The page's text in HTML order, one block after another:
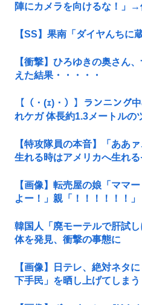
陣にカメラを向けるな！」
【SS】果南「ダイヤんちに
【衝撃】ひろゆきの奥さん
えた結果・・・・・
【（・(ｪ)・）】ランニング
れケガ 体長約1.3メートルの
【特攻隊員の本音】「ああ
生れる時はアメリカへ生れ
【画像】転売屋の娘「ママ
よー！」親「！！！！！！」
韓国人「廃モーテルで肝試
体を発見、衝撃の事態に
【画像】日テレ、絶対ネタ
下手民」を晒し上げてしまう